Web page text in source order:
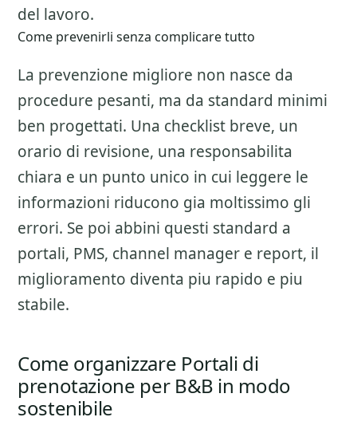
del lavoro.
Come prevenirli senza complicare tutto
La prevenzione migliore non nasce da
procedure pesanti, ma da standard minimi
ben progettati. Una checklist breve, un
orario di revisione, una responsabilita
chiara e un punto unico in cui leggere le
informazioni riducono gia moltissimo gli
errori. Se poi abbini questi standard a
portali, PMS, channel manager e report, il
miglioramento diventa piu rapido e piu
stabile.
Come organizzare Portali di
prenotazione per B&B in modo
sostenibile